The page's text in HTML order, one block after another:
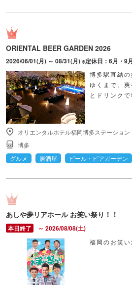
ORIENTAL BEER GARDEN 2026
博多駅直結
ゆくまで。
とドリンクで
オリエンタルホテル福岡博多ステーション
博多
グルメ
居酒屋 ビール・ビアガーデン
あしや夢リアホール お笑い祭り！！
～ 2026/08/08(土)
福岡のお笑